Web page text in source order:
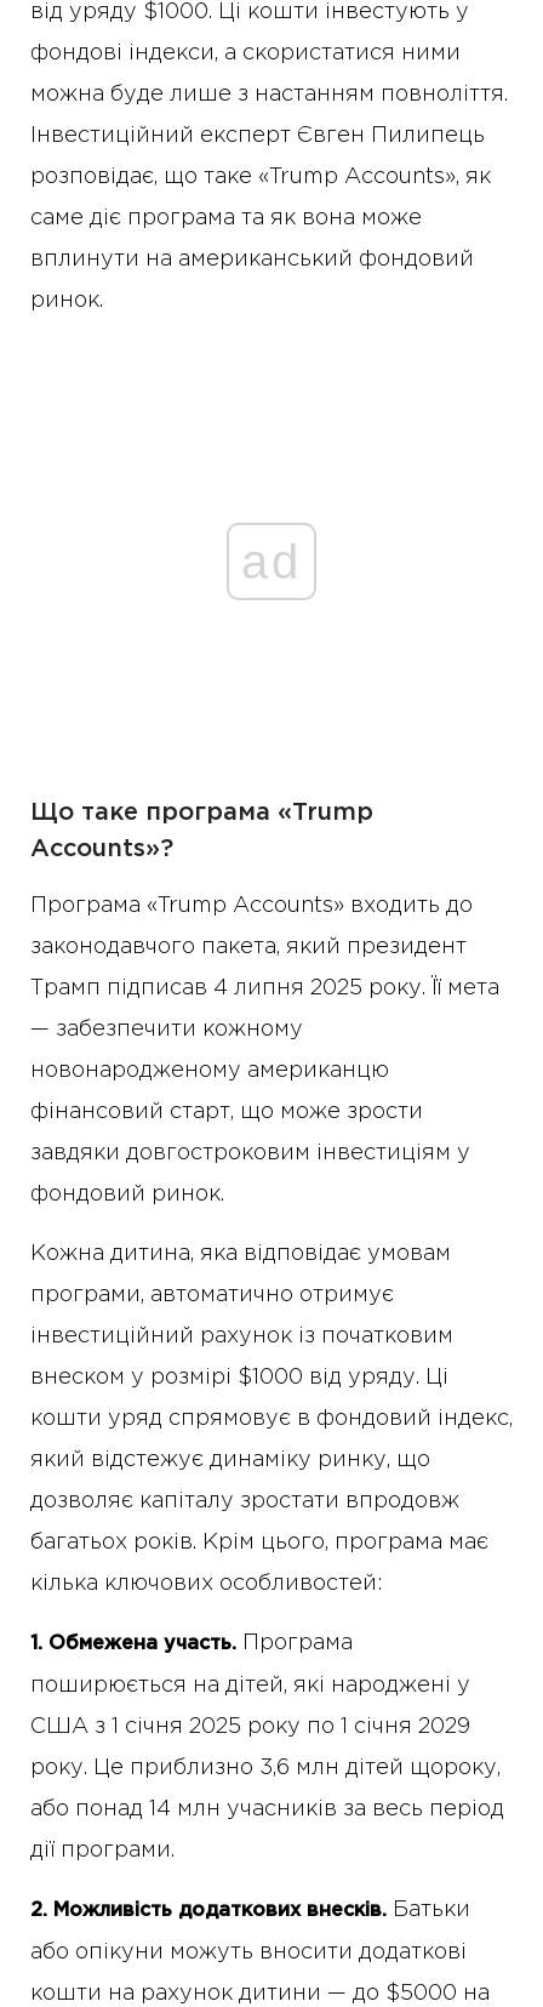
від уряду $1000. Ці кошти інвестують у
фондові індекси, а скористатися ними
можна буде лише з настанням повноліття.
Інвестиційний експерт Євген Пилипець
розповідає, що таке «Trump Accounts», як
саме діє програма та як вона може
вплинути на американський фондовий
ринок.
ad
Що таке програма «Trump
Accounts»?
Програма «Trump Accounts» входить до
законодавчого пакета, який президент
Трамп підписав 4 липня 2025 року. Її мета
— забезпечити кожному
новонародженому американцю
фінансовий старт, що може зрости
завдяки довгостроковим інвестиціям у
фондовий ринок.
Кожна дитина, яка відповідає умовам
програми, автоматично отримує
інвестиційний рахунок із початковим
внеском у розмірі $1000 від уряду. Ці
кошти уряд спрямовує в фондовий індекс,
який відстежує динаміку ринку, що
дозволяє капіталу зростати впродовж
багатьох років. Крім цього, програма має
кілька ключових особливостей:
1. Обмежена участь. Програма
поширюється на дітей, які народжені у
США з 1 січня 2025 року по 1 січня 2029
року. Це приблизно 3,6 млн дітей щороку,
або понад 14 млн учасників за весь період
дії програми.
2. Можливість додаткових внесків. Батьки
або опікуни можуть вносити додаткові
кошти на рахунок дитини — до $5000 на